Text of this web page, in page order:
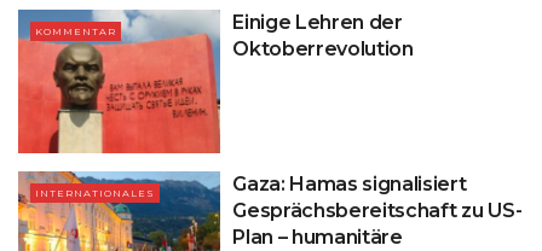
KOMMENTAR
Einige Lehren der
Oktoberrevolution
INTERNATIONALES
Gaza: Hamas signalisiert
Gesprächsbereitschaft zu US-
Plan – humanitäre